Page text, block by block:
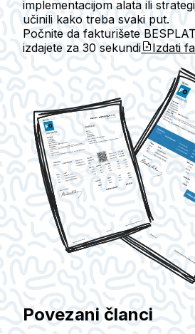
implementacijom alata ili
učinili kako treba svaki put.
Počnite da fakturišete
izdajete za 30 sekundi Izdati
Povezani članci